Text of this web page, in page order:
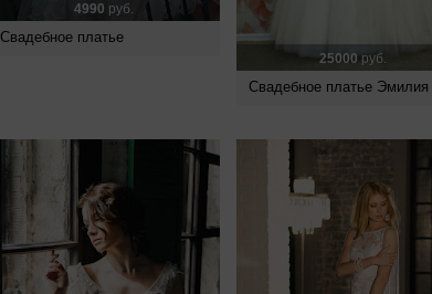
4990 руб.
Свадебное платье
25000 руб.
Свадебное платье Эмилия